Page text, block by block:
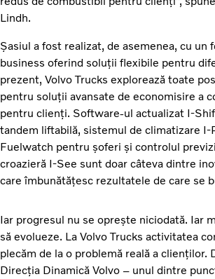
Lindh.
Șasiul a fost realizat, de asemenea, cu un
business oferind soluții flexibile pentru
prezent, Volvo Trucks explorează toate
pentru soluții avansate de economisire a
pentru clienți. Software-ul actualizat I-
tandem liftabilă, sistemul de climatizare I-
Fuelwatch pentru șoferi și controlul
croazieră I-See sunt doar câteva dintre
care îmbunătățesc rezultatele de care se
Iar progresul nu se oprește niciodată. Iar
să evolueze. La Volvo Trucks activitatea
plecăm de la o problemă reală a clienților.
Direcția Dinamică Volvo – unul dintre